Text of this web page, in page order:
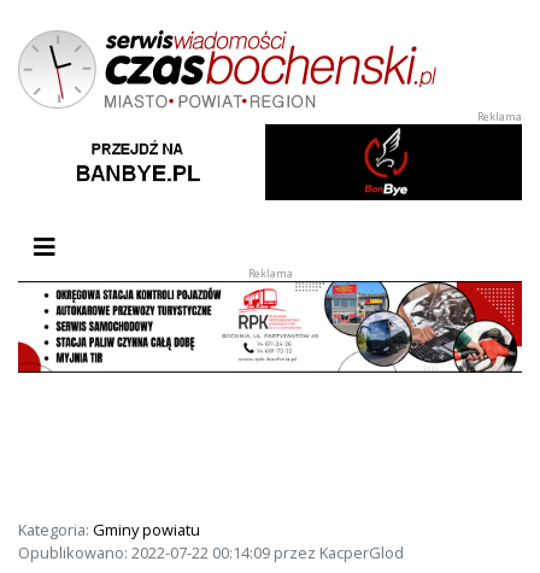
Przełącz nawigację
Kategoria: Gminy powiatu
Opublikowano: 2022-07-22 00:14:09 przez KacperGlod